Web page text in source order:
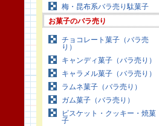
梅・昆布系バラ売り駄菓子
お菓子のバラ売り
チョコレート菓子（バラ売
り）
キャンディ菓子（バラ売り）
キャラメル菓子（バラ売り）
ラムネ菓子（バラ売り）
ガム菓子（バラ売り）
ビスケット・クッキー・焼菓
子